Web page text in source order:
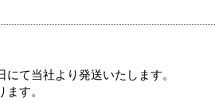
て当社より発送いたします。
す。